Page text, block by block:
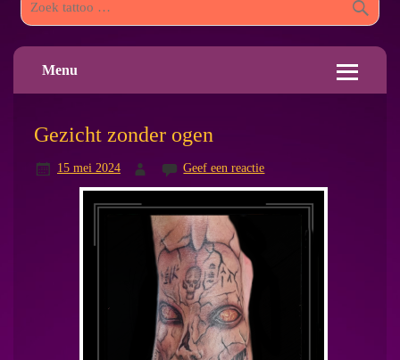
Menu
Gezicht zonder ogen
15 mei 2024 Geef een reactie